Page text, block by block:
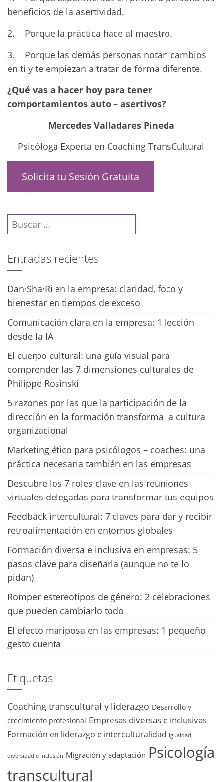
beneficios de la asertividad.
2. Porque la práctica hace al maestro.
3. Porque las demás personas notan cambios
en ti y te empiezan a tratar de forma diferente.
¿Qué vas a hacer hoy para tener
comportamientos auto – asertivos?
Mercedes Valladares Pineda
Psicóloga Experta en Coaching TransCultural
Solicita tu Sesión Gratuita
Buscar:
Entradas recientes
Dan·Sha·Ri en la empresa: claridad, foco y
bienestar en tiempos de exceso
Comunicación clara en la empresa: 1 lección
desde la IA
El cuerpo cultural: una guía visual para
comprender las 7 dimensiones culturales de
Philippe Rosinski
5 razones por las que la participación de la
dirección en la formación transforma la cultura
organizacional
Marketing ético para psicólogos – coaches: una
práctica necesaria también en las empresas
Descubre los 7 roles clave en las reuniones
virtuales delegadas para transformar tus equipos
Feedback intercultural: 7 claves para dar y recibir
retroalimentación en entornos globales
Formación diversa e inclusiva en empresas: 5
pasos clave para diseñarla (aunque no te lo
pidan)
Romper estereotipos de género: 2 celebraciones
que pueden cambiarlo todo
El efecto mariposa en las empresas: 1 pequeño
gesto cuenta
Etiquetas
Coaching transcultural y liderazgo Desarrollo y
crecimiento profesional Empresas diversas e inclusivas
Formación en liderazgo e interculturalidad Igualdad,
diversidad e inclusión Migración y adaptación Psicología
transcultural